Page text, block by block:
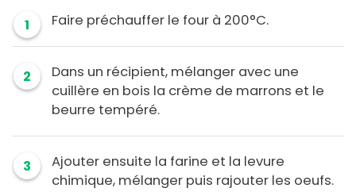
1 Faire préchauffer le four à 200°C.
2
Dans un récipient, mélanger avec une
cuillère en bois la crème de marrons et le
beurre tempéré.
3
Ajouter ensuite la farine et la levure
chimique, mélanger puis rajouter les oeufs.